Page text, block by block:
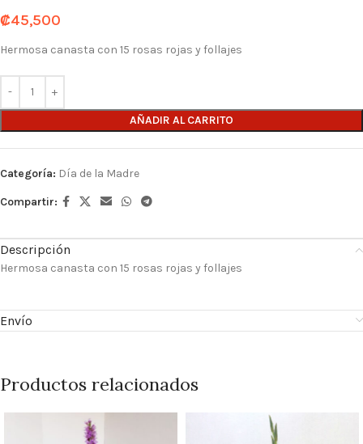
₡45,500
Hermosa canasta con 15 rosas rojas y follajes
AÑADIR AL CARRITO
Categoría: Día de la Madre
Compartir:
Descripción
Hermosa canasta con 15 rosas rojas y follajes
Envío
Productos relacionados